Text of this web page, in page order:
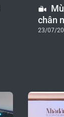
chân
23/07/